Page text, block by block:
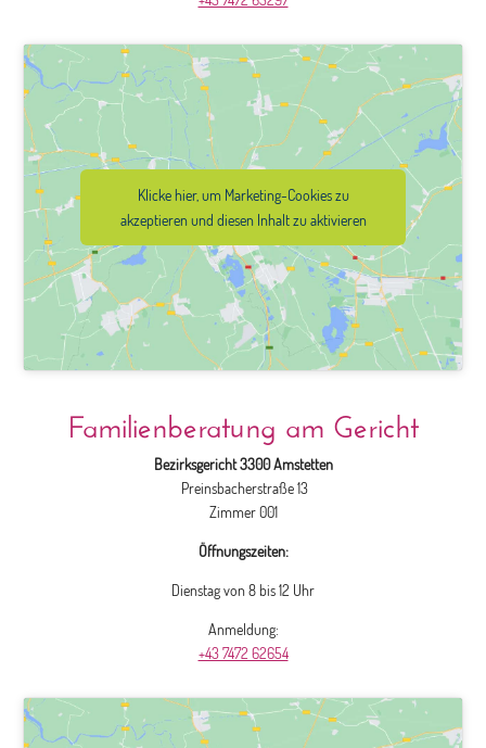
Klicke hier, um Marketing-Cookies zu
akzeptieren und diesen Inhalt zu aktivieren
Familienberatung am Gericht
Bezirksgericht 3300 Amstetten
Preinsbacherstraße 13
Zimmer 001
Öffnungszeiten:
Dienstag von 8 bis 12 Uhr
Anmeldung:
+43 7472 62654